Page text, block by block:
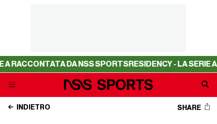
DA NSS SPORTSRESIDENCY - LA SERIE A
INDIETRO SHARE